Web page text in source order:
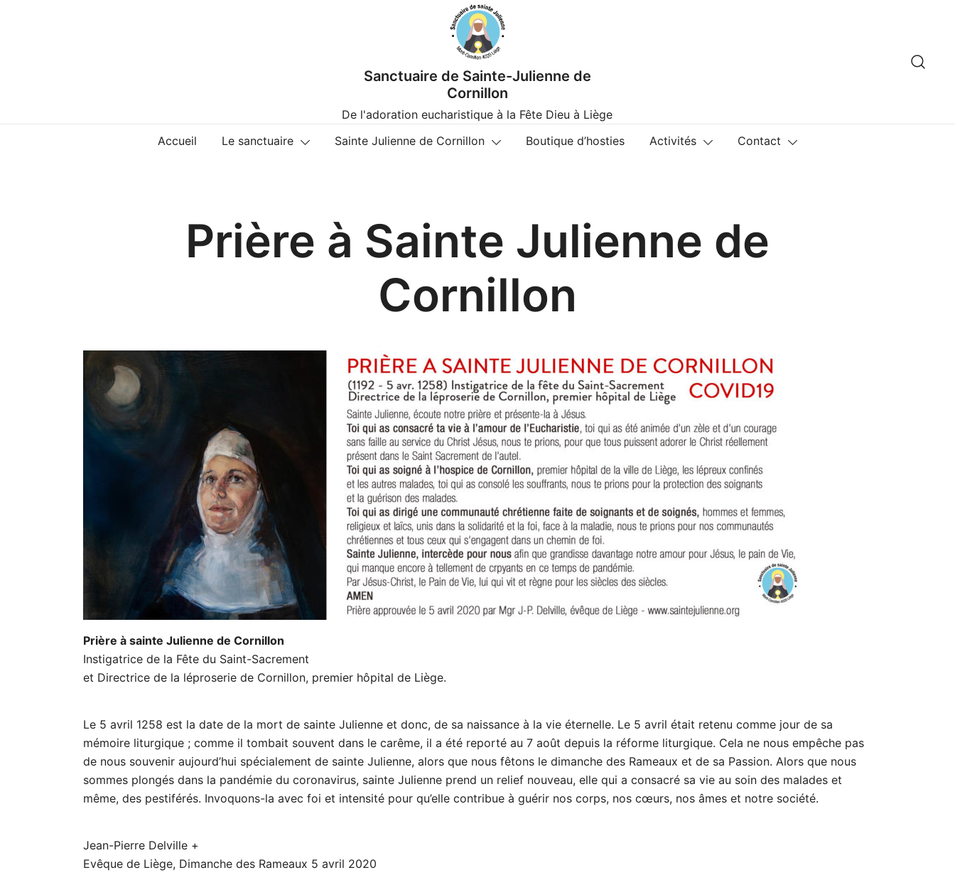
Sanctuaire de Sainte-Julienne de
Cornillon
De l'adoration eucharistique à la Fête Dieu à Liège
Accueil
Le sanctuaire Sainte Julienne de Cornillon Boutique d’hosties Activités Contact
Prière à Sainte Julienne de
Cornillon
Prière à sainte Julienne de Cornillon
Instigatrice de la Fête du Saint-Sacrement
et Directrice de la léproserie de Cornillon, premier hôpital de Liège.
Le 5 avril 1258 est la date de la mort de sainte Julienne et donc, de sa naissance à la vie éternelle. Le 5 avril était retenu comme jour de sa
mémoire liturgique ; comme il tombait souvent dans le carême, il a été reporté au 7 août depuis la réforme liturgique. Cela ne nous empêche pas
de nous souvenir aujourd’hui spécialement de sainte Julienne, alors que nous fêtons le dimanche des Rameaux et de sa Passion. Alors que nous
sommes plongés dans la pandémie du coronavirus, sainte Julienne prend un relief nouveau, elle qui a consacré sa vie au soin des malades et
même, des pestiférés. Invoquons-la avec foi et intensité pour qu’elle contribue à guérir nos corps, nos cœurs, nos âmes et notre société.
Jean-Pierre Delville +
Evêque de Liège, Dimanche des Rameaux 5 avril 2020